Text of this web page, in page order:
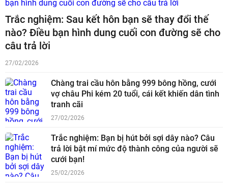
Trắc nghiệm: Sau kết hôn bạn sẽ thay đổi thế
nào? Điều bạn hình dung cuối con đường sẽ cho
câu trả lời
27/02/2026
Chàng trai cầu hôn bằng 999 bông hồng, cưới
vợ châu Phi kém 20 tuổi, cái kết khiến dân tình
tranh cãi
27/02/2026
Trắc nghiệm: Bạn bị hút bởi sợi dây nào? Câu
trả lời bật mí mức độ thành công của người sẽ
cưới bạn!
25/02/2026